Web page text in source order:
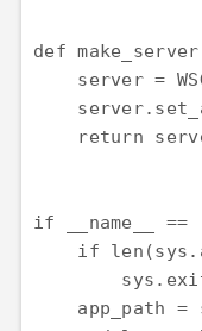
def
server =
return
if __name__ ==
if
app_path =